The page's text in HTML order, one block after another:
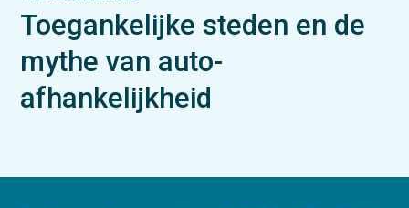
Toegankelijke steden en de
mythe van auto-
afhankelijkheid